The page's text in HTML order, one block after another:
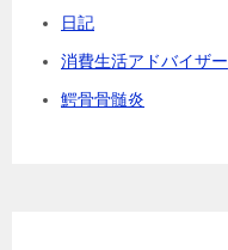
日記
消費生活アドバイザー
鰐骨骨髄炎